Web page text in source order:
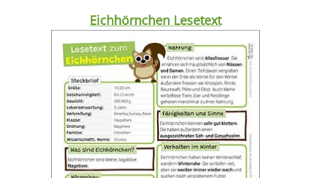
Eichhörnchen Lesetext